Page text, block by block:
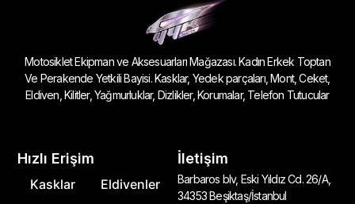
Motosiklet Ekipman ve Aksesuarları Mağazası. Kadın Erkek Toptan
Ve Perakende Yetkili Bayisi. Kasklar, Yedek parçaları, Mont, Ceket,
Eldiven, Kilitler, Yağmurluklar, Dizlikler, Korumalar, Telefon Tutucular
Hızlı Erişim
Kasklar
Eldivenler
İletişim
Barbaros blv, Eski Yıldız Cd. 26/A,
34353 Beşiktaş/İstanbul